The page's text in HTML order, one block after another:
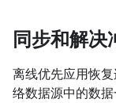
同步和解决
离线优先应用恢
络数据源中的数